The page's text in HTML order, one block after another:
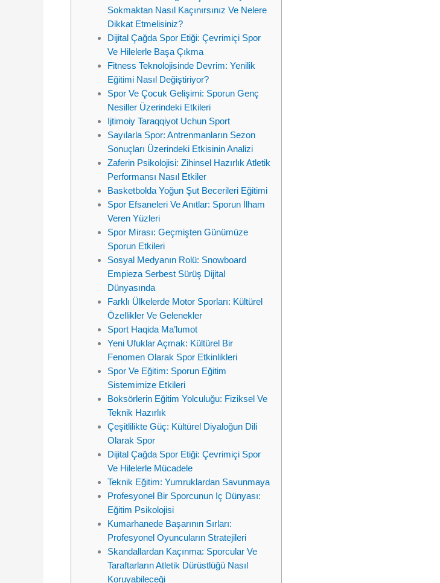
Sokmaktan Nasıl Kaçınırsınız Ve Nelere
Dikkat Etmelisiniz?
Dijital Çağda Spor Etiği: Çevrimiçi Spor
Ve Hilelerle Başa Çıkma
Fitness Teknolojisinde Devrim: Yenilik
Eğitimi Nasıl Değiştiriyor?
Spor Ve Çocuk Gelişimi: Sporun Genç
Nesiller Üzerindeki Etkileri
Ijtimoiy Taraqqiyot Uchun Sport
Sayılarla Spor: Antrenmanların Sezon
Sonuçları Üzerindeki Etkisinin Analizi
Zaferin Psikolojisi: Zihinsel Hazırlık Atletik
Performansı Nasıl Etkiler
Basketbolda Yoğun Şut Becerileri Eğitimi
Spor Efsaneleri Ve Anıtlar: Sporun İlham
Veren Yüzleri
Spor Mirası: Geçmişten Günümüze
Sporun Etkileri
Sosyal Medyanın Rolü: Snowboard
Empieza Serbest Sürüş Dijital
Dünyasında
Farklı Ülkelerde Motor Sporları: Kültürel
Özellikler Ve Gelenekler
Sport Haqida Ma’lumot
Yeni Ufuklar Açmak: Kültürel Bir
Fenomen Olarak Spor Etkinlikleri
Spor Ve Eğitim: Sporun Eğitim
Sistemimize Etkileri
Boksörlerin Eğitim Yolculuğu: Fiziksel Ve
Teknik Hazırlık
Çeşitlilikte Güç: Kültürel Diyaloğun Dili
Olarak Spor
Dijital Çağda Spor Etiği: Çevrimiçi Spor
Ve Hilelerle Mücadele
Teknik Eğitim: Yumruklardan Savunmaya
Profesyonel Bir Sporcunun Iç Dünyası:
Eğitim Psikolojisi
Kumarhanede Başarının Sırları:
Profesyonel Oyuncuların Stratejileri
Skandallardan Kaçınma: Sporcular Ve
Taraftarların Atletik Dürüstlüğü Nasıl
Koruyabileceği